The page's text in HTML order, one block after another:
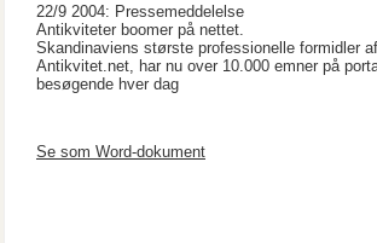
22/9 2004: Pressemeddelelse
Antikviteter boomer på nettet.
Skandinaviens største professionelle formidler
Antikvitet.net, har nu over 10.000 emner på
besøgende hver dag
Se som Word-dokument